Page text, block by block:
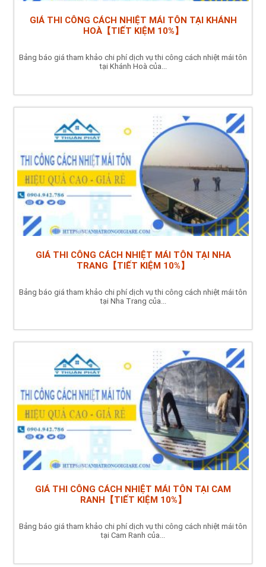
GIÁ THI CÔNG CÁCH NHIỆT MÁI TÔN TẠI KHÁNH
HOÀ【TIẾT KIỆM 10%】
Bảng báo giá tham khảo chi phí dịch vụ thi công cách nhiệt mái tôn
tại Khánh Hoà của...
GIÁ THI CÔNG CÁCH NHIỆT MÁI TÔN TẠI NHA
TRANG【TIẾT KIỆM 10%】
Bảng báo giá tham khảo chi phí dịch vụ thi công cách nhiệt mái tôn
tại Nha Trang của...
GIÁ THI CÔNG CÁCH NHIỆT MÁI TÔN TẠI CAM
RANH【TIẾT KIỆM 10%】
Bảng báo giá tham khảo chi phí dịch vụ thi công cách nhiệt mái tôn
tại Cam Ranh của...